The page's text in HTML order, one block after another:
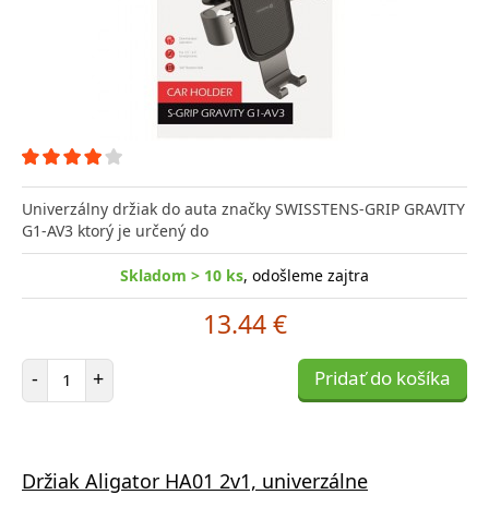
Univerzálny držiak do auta značky SWISSTENS-GRIP GRAVITY
G1-AV3 ktorý je určený do
Skladom > 10 ks, odošleme zajtra
13.44 €
- Počet položiek
+ Pridať do košíka
Držiak Aligator HA01 2v1, univerzálne